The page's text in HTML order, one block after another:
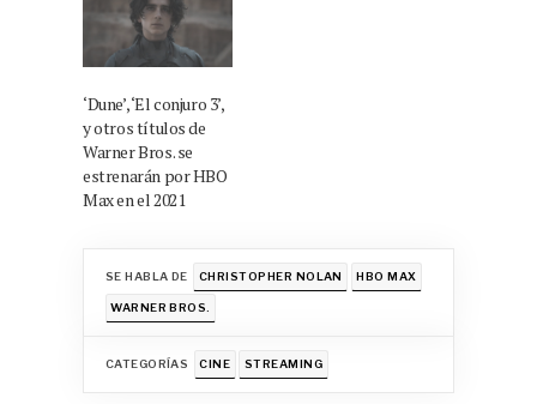
‘Dune’, ‘El conjuro 3’,
y otros títulos de
Warner Bros. se
estrenarán por HBO
Max en el 2021
SE HABLA DE CHRISTOPHER NOLAN HBO MAX
WARNER BROS.
CATEGORÍAS CINE STREAMING